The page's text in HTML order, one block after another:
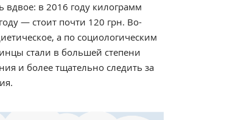
вдвое: в 2016 году килограмм
— стоит почти 120 грн. Во-
а по социологическим
стали в большей степени
и более тщательно следить за